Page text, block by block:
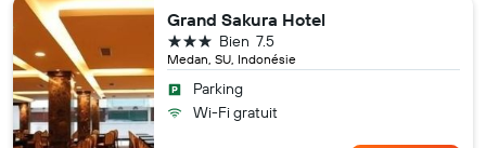
Grand Sakura Hotel
Medan, SU, Indonésie
7.5
Bien
3 étoiles
Parking
Wi-Fi gratuit